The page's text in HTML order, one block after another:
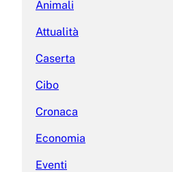
Animali
Attualità
Caserta
Cibo
Cronaca
Economia
Eventi